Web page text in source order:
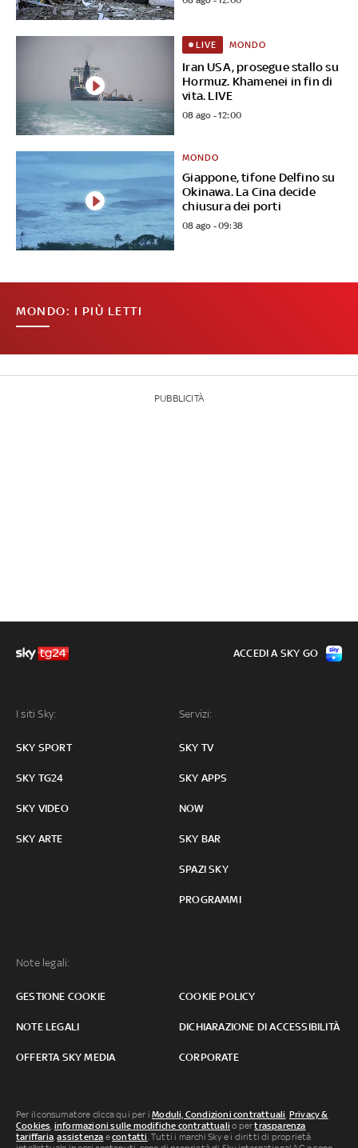
Iran USA, prosegue stallo su
Hormuz. Khamenei in fin di
vita. LIVE
LIVE MONDO
08 ago - 12:00
Giappone, tifone Delfino su
Okinawa. La Cina decide
chiusura dei porti
MONDO
08 ago - 09:38
MONDO: I PIÙ LETTI
PUBBLICITÀ
I siti Sky:
SKY SPORT
SKY TG24
SKY VIDEO
SKY ARTE
Servizi:
SKY TV
SKY APPS
NOW
SKY BAR
SPAZI SKY
PROGRAMMI
Note legali:
GESTIONE COOKIE COOKIE POLICY
NOTE LEGALI DICHIARAZIONE DI ACCESSIBILITÀ
OFFERTA SKY MEDIA CORPORATE
ACCEDI A SKY GO
Per il consumatore clicca qui per iModuli, Condizioni contrattuali, Privacy &
Cookies, informazioni sulle modifiche contrattuali o pertrasparenza
tariffaria,assistenza econtatti. Tutti i marchi Sky e i diritti di proprietà